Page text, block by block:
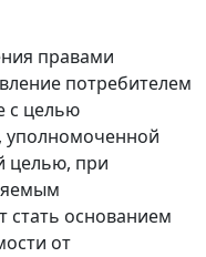
правами
потребителем
с целью
уполномоченной
целью, при
стать основанием
от